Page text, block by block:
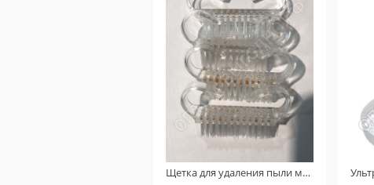
Щетка для удаления пыли маленькая (Прозрачная) УЦЕНКА!!! ( На пластике присутствует ржавчина )